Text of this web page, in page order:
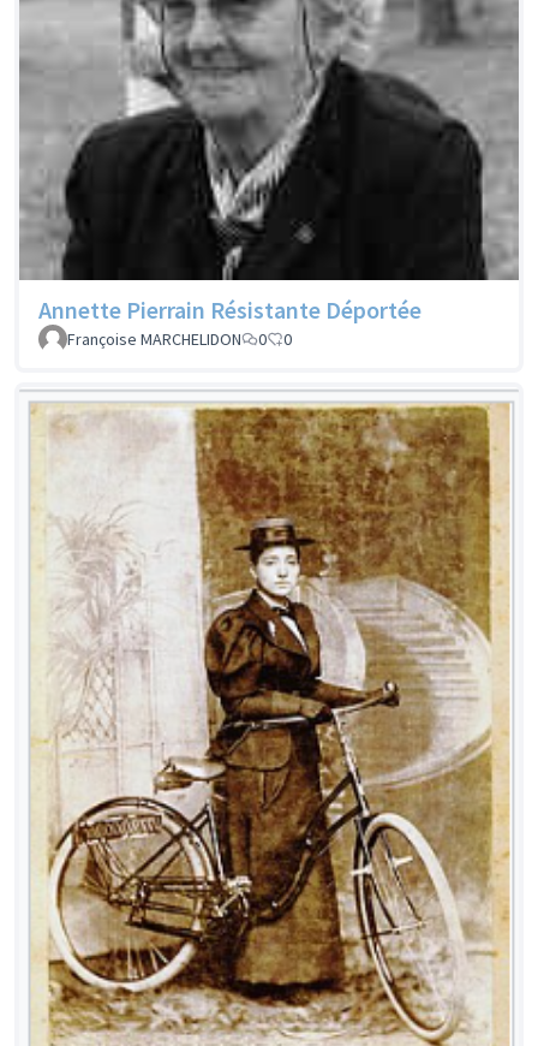
Annette Pierrain Résistante Déportée
Françoise MARCHELIDON 0 0